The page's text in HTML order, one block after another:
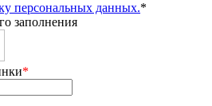
персональных данных.*
заполнения
*